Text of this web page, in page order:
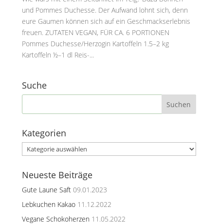
und Pommes Duchesse. Der Aufwand lohnt sich, denn
eure Gaumen können sich auf ein Geschmackserlebnis
freuen. ZUTATEN VEGAN, FÜR CA. 6 PORTIONEN
Pommes Duchesse/Herzogin Kartoffeln 1.5–2 kg
Kartoffeln ½–1 dl Reis-...
Suche
Kategorien
Kategorien
Neueste Beiträge
Gute Laune Saft 09.01.2023
Lebkuchen Kakao 11.12.2022
Vegane Schokoherzen 11.05.2022